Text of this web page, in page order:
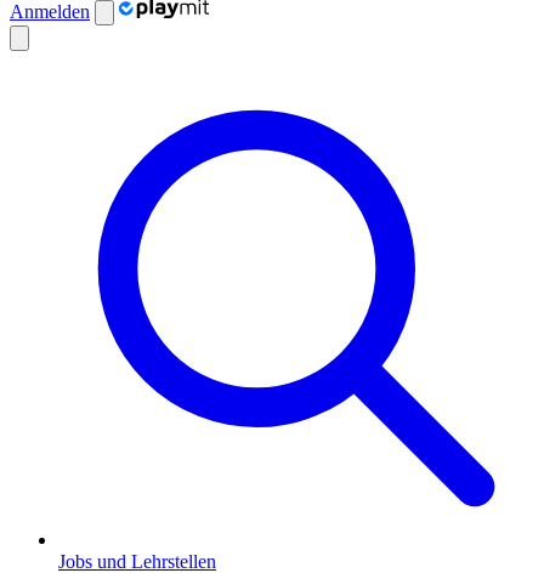
Anmelden
Jobs und Lehrstellen